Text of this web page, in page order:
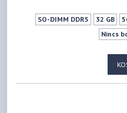
SO-DIMM DDR5 32 GB
Nincs